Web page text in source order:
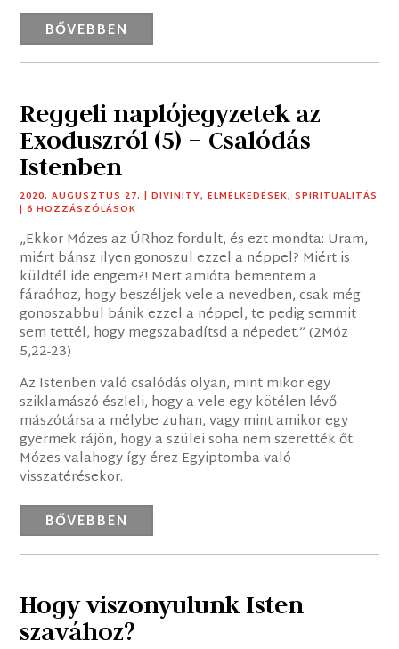
BŐVEBBEN
Reggeli naplójegyzetek az
Exoduszról (5) – Csalódás
Istenben
2020. AUGUSZTUS 27. |DIVINITY,ELMÉLKEDÉSEK,SPIRITUALITÁS
| 6 HOZZÁSZÓLÁSOK
„Ekkor Mózes az ÚRhoz fordult, és ezt mondta: Uram,
miért bánsz ilyen gonoszul ezzel a néppel? Miért is
küldtél ide engem?! Mert amióta bementem a
fáraóhoz, hogy beszéljek vele a nevedben, csak még
gonoszabbul bánik ezzel a néppel, te pedig semmit
sem tettél, hogy megszabadítsd a népedet.” (2Móz
5,22-23)
Az Istenben való csalódás olyan, mint mikor egy
sziklamászó észleli, hogy a vele egy kötélen lévő
mászótársa a mélybe zuhan, vagy mint amikor egy
gyermek rájön, hogy a szülei soha nem szerették őt.
Mózes valahogy így érez Egyiptomba való
visszatérésekor.
BŐVEBBEN
Hogy viszonyulunk Isten
szavához?